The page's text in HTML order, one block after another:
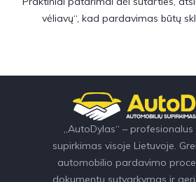
vėliavų“, kad pardavimas būtų
„AutoDylas“ –
supirkimas visoje Lietuvoje.
automobilio pardavimo
dokumentų sutvarkymas ir